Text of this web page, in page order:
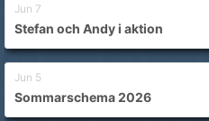
Jun 7
Stefan och Andy i aktion
Jun 5
Sommarschema 2026